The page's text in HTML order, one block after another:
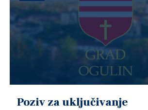
Poziv za uključivanje